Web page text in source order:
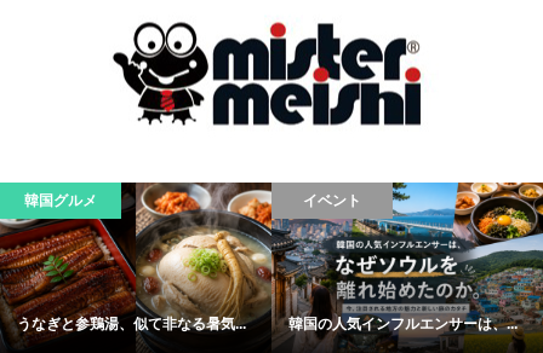
韓国グルメ
うなぎと参鶏湯、似て非なる暑気...
イベント
韓国の人気インフルエンサーは、...